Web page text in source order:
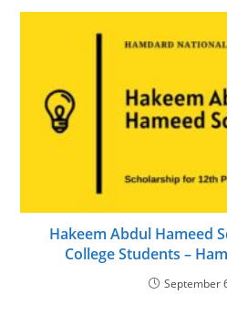
Hakeem Abdul Hameed
College Students –
September